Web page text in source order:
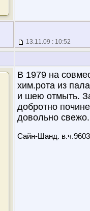
13.11.09 : 10:52
В 1979 на
хим.рота из
и шею отмыть.
добротно
довольно
Сайн-Шанд.